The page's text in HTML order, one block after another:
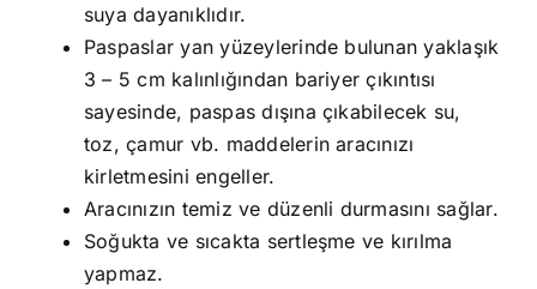
suya dayanıklıdır.
Paspaslar yan yüzeylerinde bulunan yaklaşık
3 – 5 cm kalınlığından bariyer çıkıntısı
sayesinde, paspas dışına çıkabilecek su,
toz, çamur vb. maddelerin aracınızı
kirletmesini engeller.
Aracınızın temiz ve düzenli durmasını sağlar.
Soğukta ve sıcakta sertleşme ve kırılma
yapmaz.